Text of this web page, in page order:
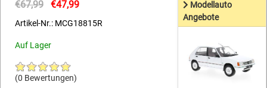
€67,99 €47,99
Artikel-Nr.: MCG18815R
Auf Lager
(0 Bewertungen)
Modellauto
Angebote